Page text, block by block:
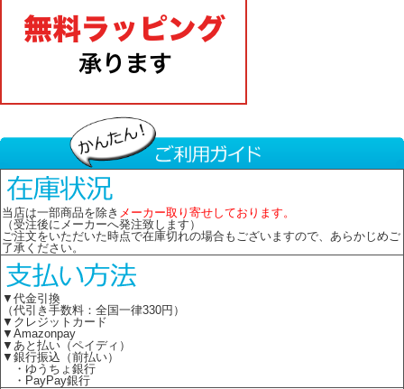
当店は一部商品を除き メーカー取り寄せしております。
（受注後にメーカーへ発注致します）
ご注文をいただいた時点で在庫切れの場合もございますので、あらかじめご
了承ください。
▼代金引換
（代引き手数料：全国一律330円）
▼クレジットカード
▼Amazonpay
▼あと払い（ペイディ）
▼銀行振込（前払い）
・ゆうちょ銀行
・PayPay銀行